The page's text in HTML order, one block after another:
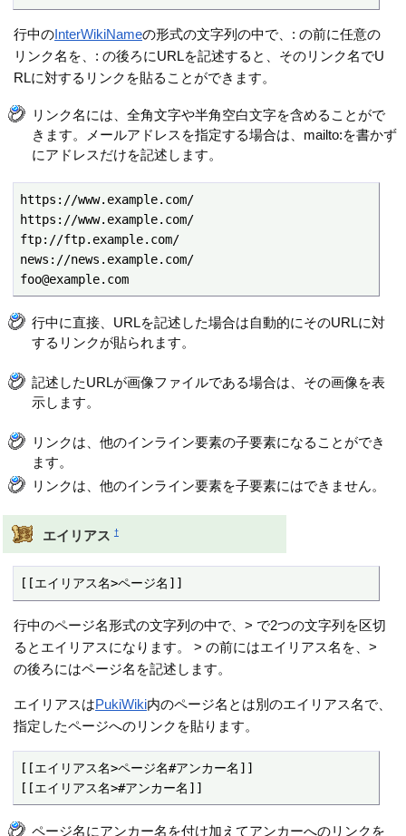
行中のInterWikiNameの形式の文字列の中で、: の前に任意の
リンク名を、: の後ろにURLを記述すると、そのリンク名でU
RLに対するリンクを貼ることができます。
リンク名には、全角文字や半角空白文字を含めることがで
きます。メールアドレスを指定する場合は、mailto:を書かず
にアドレスだけを記述します。
https://www.example.com/
https://www.example.com/
ftp://ftp.example.com/
news://news.example.com/
foo@example.com
行中に直接、URLを記述した場合は自動的にそのURLに対
するリンクが貼られます。
記述したURLが画像ファイルである場合は、その画像を表
示します。
リンクは、他のインライン要素の子要素になることができ
ます。
リンクは、他のインライン要素を子要素にはできません。
エイリアス †
[[エイリアス名>ページ名]]
行中のページ名形式の文字列の中で、> で2つの文字列を区切
るとエイリアスになります。 > の前にはエイリアス名を、>
の後ろにはページ名を記述します。
エイリアスはPukiWiki内のページ名とは別のエイリアス名で、
指定したページへのリンクを貼ります。
[[エイリアス名>ページ名#アンカー名]]
[[エイリアス名>#アンカー名]]
ページ名にアンカー名を付け加えてアンカーへのリンクを